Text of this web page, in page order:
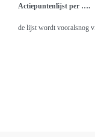
Actiepuntenlijst per ….
de lijst wordt vooralsnog